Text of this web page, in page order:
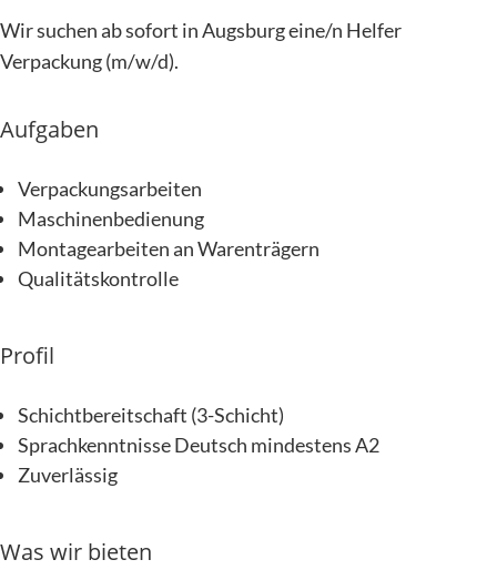
Wir suchen ab sofort in Augsburg eine/n Helfer
Verpackung (m/w/d).
Aufgaben
Verpackungsarbeiten
Maschinenbedienung
Montagearbeiten an Warenträgern
Qualitätskontrolle
Profil
Schichtbereitschaft (3-Schicht)
Sprachkenntnisse Deutsch mindestens A2
Zuverlässig
Was wir bieten